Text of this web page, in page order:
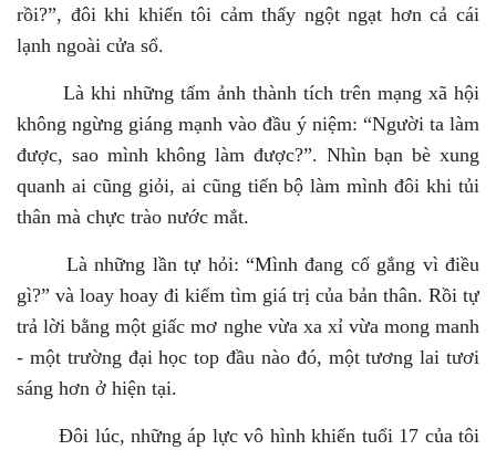
rồi?”, đôi khi khiến tôi cảm thấy ngột ngạt hơn cả cái
lạnh ngoài cửa sổ.
Là khi những tấm ảnh thành tích trên mạng xã hội
không ngừng giáng mạnh vào đầu ý niệm: “Người ta làm
được, sao mình không làm được?”. Nhìn bạn bè xung
quanh ai cũng giỏi, ai cũng tiến bộ làm mình đôi khi tủi
thân mà chực trào nước mắt.
Là những lần tự hỏi: “Mình đang cố gắng vì điều
gì?” và loay hoay đi kiếm tìm giá trị của bản thân. Rồi tự
trả lời bằng một giấc mơ nghe vừa xa xỉ vừa mong manh
- một trường đại học top đầu nào đó, một tương lai tươi
sáng hơn ở hiện tại.
Đôi lúc, những áp lực vô hình khiến tuổi 17 của tôi